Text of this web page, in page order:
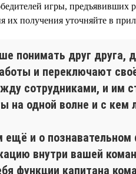
игры, предъявивших
получения уточняйте в
понимать друг
и переключают
сотрудниками, и
на одной волне и с кем
и о
внутри вашей
функции капитана